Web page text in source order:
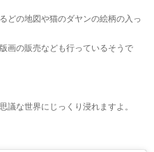
どの地図や猫のダヤンの絵柄の入っ
画の販売なども行っているそうで
議な世界にじっくり浸れますよ。